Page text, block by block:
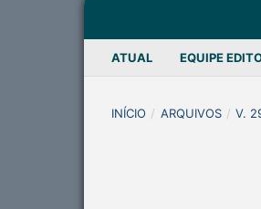
ATUAL EQUIPE
INÍCIO / ARQUIVOS / V.